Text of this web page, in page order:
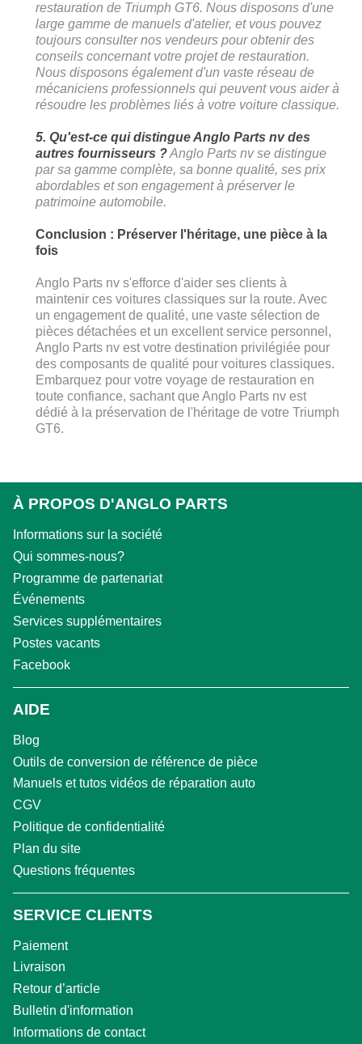
restauration de Triumph GT6. Nous disposons d'une
large gamme de manuels d'atelier, et vous pouvez
toujours consulter nos vendeurs pour obtenir des
conseils concernant votre projet de restauration.
Nous disposons également d'un vaste réseau de
mécaniciens professionnels qui peuvent vous aider à
résoudre les problèmes liés à votre voiture classique.
5. Qu'est-ce qui distingue Anglo Parts nv des
autres fournisseurs ?Anglo Parts nv se distingue
par sa gamme complète, sa bonne qualité, ses prix
abordables et son engagement à préserver le
patrimoine automobile.
Conclusion : Préserver l'héritage, une pièce à la
fois
Anglo Parts nv s'efforce d'aider ses clients à
maintenir ces voitures classiques sur la route. Avec
un engagement de qualité, une vaste sélection de
pièces détachées et un excellent service personnel,
Anglo Parts nv est votre destination privilégiée pour
des composants de qualité pour voitures classiques.
Embarquez pour votre voyage de restauration en
toute confiance, sachant que Anglo Parts nv est
dédié à la préservation de l'héritage de votre Triumph
GT6.
À PROPOS D'ANGLO PARTS
Informations sur la société
Qui sommes-nous?
Programme de partenariat
Événements
Services supplémentaires
Postes vacants
Facebook
AIDE
Blog
Outils de conversion de référence de pièce
Manuels et tutos vidéos de réparation auto
CGV
Politique de confidentialité
Plan du site
Questions fréquentes
SERVICE CLIENTS
Paiement
Livraison
Retour d’article
Bulletin d'information
Informations de contact